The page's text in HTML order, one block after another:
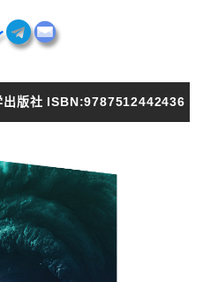
出版社 ISBN:9787512442436